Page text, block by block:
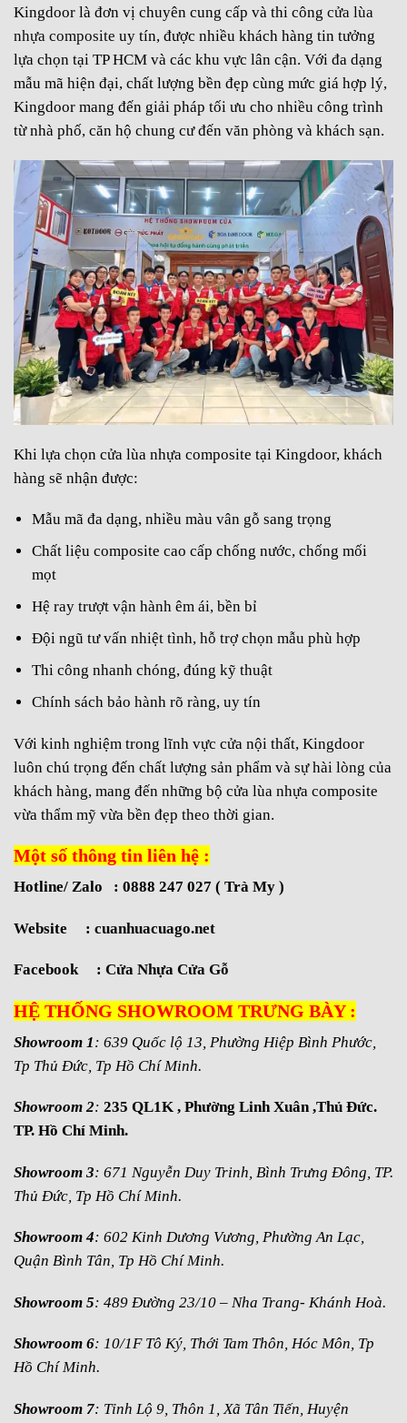
Kingdoor là đơn vị chuyên cung cấp và thi công cửa lùa
nhựa composite uy tín, được nhiều khách hàng tin tưởng
lựa chọn tại TP HCM và các khu vực lân cận. Với đa dạng
mẫu mã hiện đại, chất lượng bền đẹp cùng mức giá hợp lý,
Kingdoor mang đến giải pháp tối ưu cho nhiều công trình
từ nhà phố, căn hộ chung cư đến văn phòng và khách sạn.
Khi lựa chọn cửa lùa nhựa composite tại Kingdoor, khách
hàng sẽ nhận được:
Mẫu mã đa dạng, nhiều màu vân gỗ sang trọng
Chất liệu composite cao cấp chống nước, chống mối
mọt
Hệ ray trượt vận hành êm ái, bền bỉ
Đội ngũ tư vấn nhiệt tình, hỗ trợ chọn mẫu phù hợp
Thi công nhanh chóng, đúng kỹ thuật
Chính sách bảo hành rõ ràng, uy tín
Với kinh nghiệm trong lĩnh vực cửa nội thất, Kingdoor
luôn chú trọng đến chất lượng sản phẩm và sự hài lòng của
khách hàng, mang đến những bộ cửa lùa nhựa composite
vừa thẩm mỹ vừa bền đẹp theo thời gian.
Một số thông tin liên hệ :
Hotline/ Zalo : 0888 247 027 ( Trà My )
Website : cuanhuacuago.net
Facebook : Cửa Nhựa Cửa Gỗ
HỆ THỐNG SHOWROOM TRƯNG BÀY :
Showroom 1: 639 Quốc lộ 13, Phường Hiệp Bình Phước,
Tp Thủ Đức, Tp Hồ Chí Minh.
Showroom 2: 235 QL1K , Phường Linh Xuân ,Thủ Đức.
TP. Hồ Chí Minh.
Showroom 3: 671 Nguyễn Duy Trinh, Bình Trưng Đông, TP.
Thủ Đức, Tp Hồ Chí Minh.
Showroom 4: 602 Kinh Dương Vương, Phường An Lạc,
Quận Bình Tân, Tp Hồ Chí Minh.
Showroom 5: 489 Đường 23/10 – Nha Trang- Khánh Hoà.
Showroom 6: 10/1F Tô Ký, Thới Tam Thôn, Hóc Môn, Tp
Hồ Chí Minh.
Showroom 7: Tỉnh Lộ 9, Thôn 1, Xã Tân Tiến, Huyện